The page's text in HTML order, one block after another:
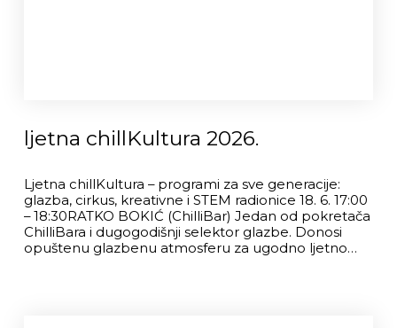
ljetna chillKultura 2026.
Ljetna chillKultura – programi za sve generacije:
glazba, cirkus, kreativne i STEM radionice 18. 6. 17:00
– 18:30RATKO BOKIĆ (ChilliBar) Jedan od pokretača
ChilliBara i dugogodišnji selektor glazbe. Donosi
opuštenu glazbenu atmosferu za ugodno ljetno…